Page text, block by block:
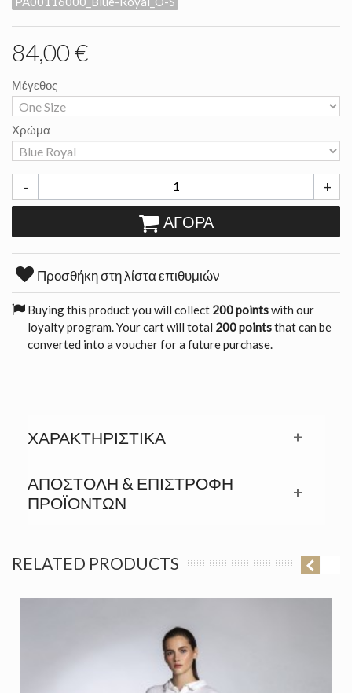
84,00 €
Μέγεθος
Χρώμα
- +
ΑΓΟΡΆ
Προσθήκη στη λίστα επιθυμιών
Buying this product you will collect 200 pointswith our
loyalty program. Your cart will total 200 pointsthat can be
converted into a voucher for a future purchase.
ΧΑΡΑΚΤΗΡΙΣΤΙΚΆ
ΑΠΟΣΤΟΛΉ & ΕΠΙΣΤΡΟΦΉ
ΠΡΟΪΟΝΤΩΝ
RELATED PRODUCTS